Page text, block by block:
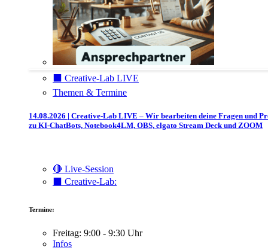
⬛️ Creative-Lab LIVE
Themen & Termine
14.08.2026 | Creative-Lab LIVE – Wir bearbeiten deine Fragen und
zu KI-ChatBots, Notebook4LM, OBS, elgato Stream Deck und ZOOM
🔴 Live-Session
⬛️ Creative-Lab:
Termine:
Freitag: 9:00 - 9:30 Uhr
Infos